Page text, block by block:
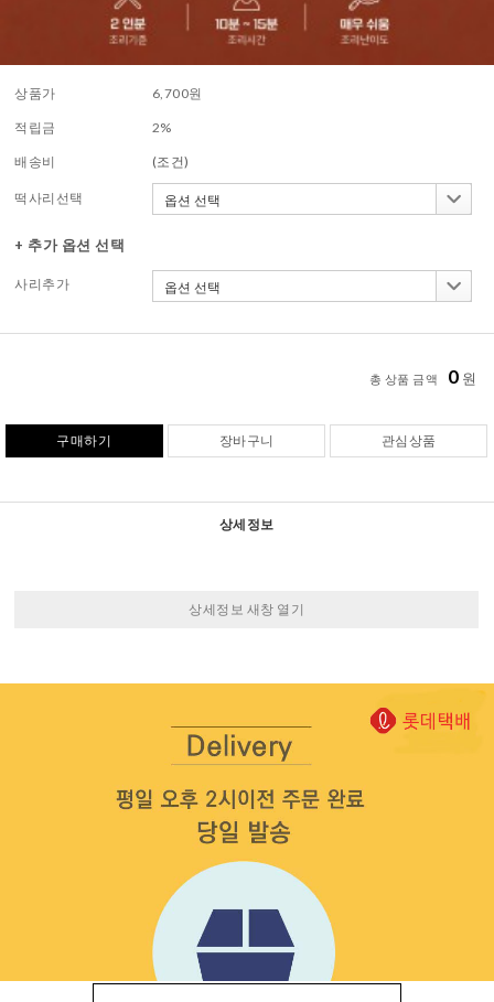
상품가 6,700원
적립금 2%
배송비 (조건)
떡사리선택
+ 추가 옵션 선택
사리추가
총 상품 금액 0 원
구매하기 장바구니 관심상품
상세정보
상세정보 새창 열기